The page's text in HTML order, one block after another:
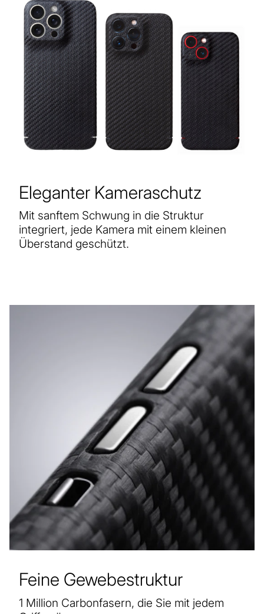
Eleganter Kameraschutz
Mit sanftem Schwung in die Struktur
integriert, jede Kamera mit einem kleinen
Überstand geschützt.
Feine Gewebestruktur
1 Million Carbonfasern, die Sie mit jedem